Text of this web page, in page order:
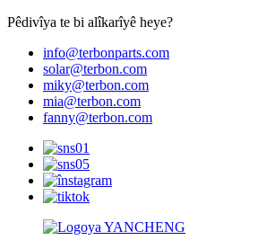
Pêdivîya te bi alîkarîyê heye?
info@terbonparts.com
solar@terbon.com
miky@terbon.com
mia@terbon.com
fanny@terbon.com